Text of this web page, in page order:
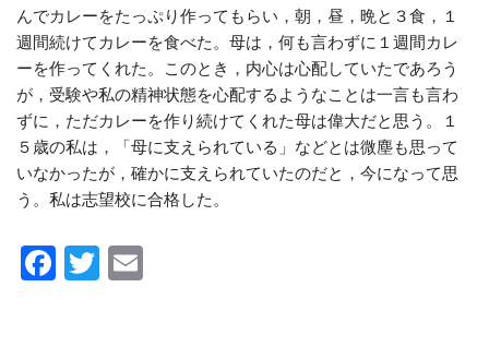
んでカレーをたっぷり作ってもらい，朝，昼，晩と３食，１
週間続けてカレーを食べた。母は，何も言わずに１週間カレ
ーを作ってくれた。このとき，内心は心配していたであろう
が，受験や私の精神状態を心配するようなことは一言も言わ
ずに，ただカレーを作り続けてくれた母は偉大だと思う。１
５歳の私は，「母に支えられている」などとは微塵も思って
いなかったが，確かに支えられていたのだと，今になって思
う。私は志望校に合格した。
F
T